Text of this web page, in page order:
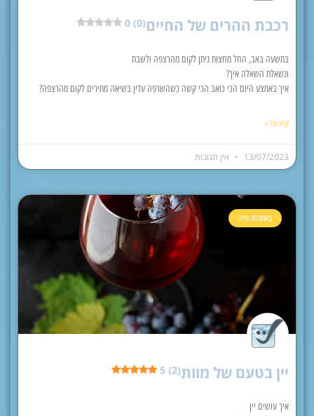
רכבת ההרים של החיים0 (0)
בתשעה באב, החל מחצות ניתן לקום מהרצפה ולשבת
ונשאלת השאלה איך?
איך באמצע היום הכי כואב הכי קשה כשהשרפה עדין בשיאה מתירים לקום מהרצפה?
קרא עוד »
13/07/2023 אין תגובות
באמונתו יחיה
יין בטעם של מוות5 (2)
איך עושים יין